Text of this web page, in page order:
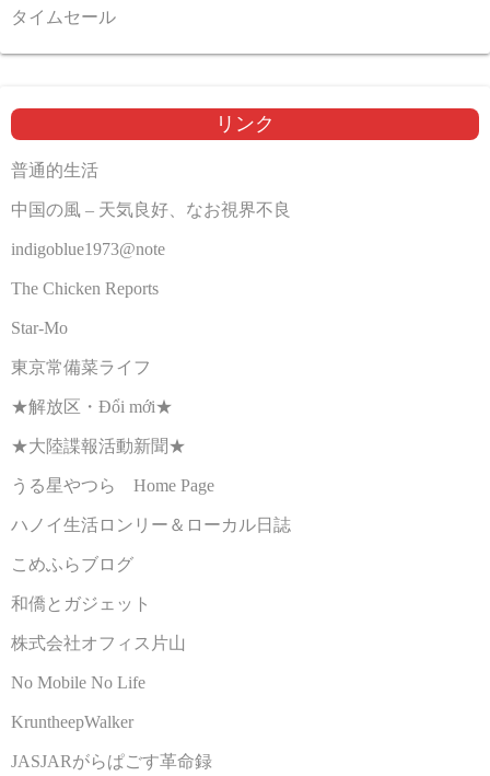
タイムセール
リンク
普通的生活
中国の風 – 天気良好、なお視界不良
indigoblue1973@note
The Chicken Reports
Star-Mo
東京常備菜ライフ
★解放区・Đổi mới★
★大陸諜報活動新聞★
うる星やつら Home Page
ハノイ生活ロンリー＆ローカル日誌
こめふらブログ
和僑とガジェット
株式会社オフィス片山
No Mobile No Life
KruntheepWalker
JASJARがらぱごす革命録